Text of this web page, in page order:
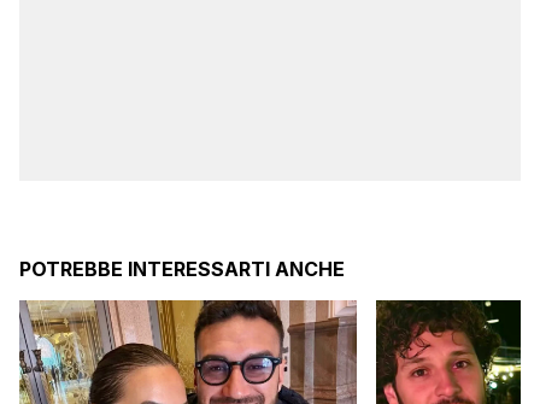
POTREBBE INTERESSARTI ANCHE